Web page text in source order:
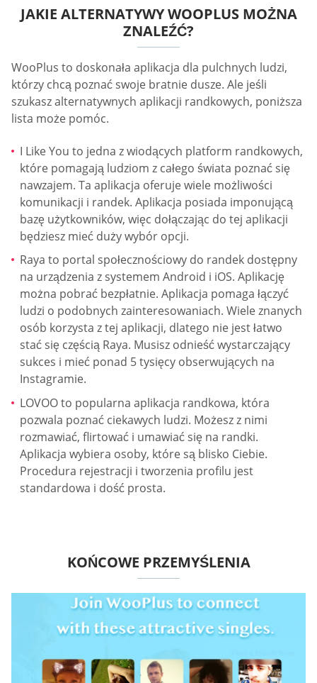
JAKIE ALTERNATYWY WOOPLUS MOŻNA
ZNALEŹĆ?
WooPlus to doskonała aplikacja dla pulchnych ludzi,
którzy chcą poznać swoje bratnie dusze. Ale jeśli
szukasz alternatywnych aplikacji randkowych, poniższa
lista może pomóc.
I Like You to jedna z wiodących platform randkowych,
które pomagają ludziom z całego świata poznać się
nawzajem. Ta aplikacja oferuje wiele możliwości
komunikacji i randek. Aplikacja posiada imponującą
bazę użytkowników, więc dołączając do tej aplikacji
będziesz mieć duży wybór opcji.
Raya to portal społecznościowy do randek dostępny
na urządzenia z systemem Android i iOS. Aplikację
można pobrać bezpłatnie. Aplikacja pomaga łączyć
ludzi o podobnych zainteresowaniach. Wiele znanych
osób korzysta z tej aplikacji, dlatego nie jest łatwo
stać się częścią Raya. Musisz odnieść wystarczający
sukces i mieć ponad 5 tysięcy obserwujących na
Instagramie.
LOVOO to popularna aplikacja randkowa, która
pozwala poznać ciekawych ludzi. Możesz z nimi
rozmawiać, flirtować i umawiać się na randki.
Aplikacja wybiera osoby, które są blisko Ciebie.
Procedura rejestracji i tworzenia profilu jest
standardowa i dość prosta.
KOŃCOWE PRZEMYŚLENIA